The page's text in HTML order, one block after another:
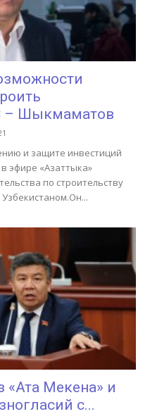
– Шыкмаматов
и защите инвестиций
эфире «Азаттыка»
по строительству
Мекена» и
с...